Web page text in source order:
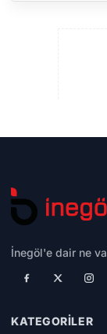
İnegöl'e dair ne
KATEGORILER